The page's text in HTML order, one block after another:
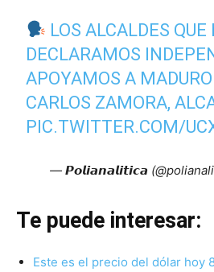
LOS ALCALDES QUE
DECLARAMOS
APOYAMOS A
CARLOS ZAMORA,
PIC.TWITTER.COM/
— 𝙋𝙤𝙡𝙞𝙖𝙣𝙖𝙡𝙞𝙩𝙞𝙘𝙖
Te puede interesar:
Este es el precio del dólar hoy